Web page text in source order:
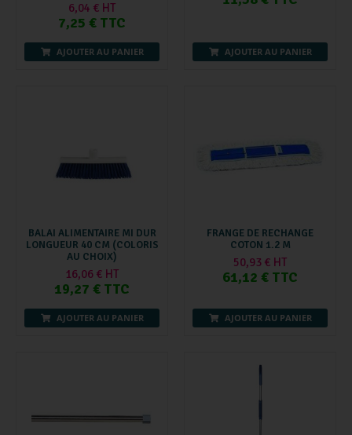
6,04 € HT
7,25 € TTC
AJOUTER AU PANIER AJOUTER AU PANIER
BALAI ALIMENTAIRE MI DUR
LONGUEUR 40 CM (COLORIS
AU CHOIX)
16,06 € HT
19,27 € TTC
AJOUTER AU PANIER
FRANGE DE RECHANGE
COTON 1.2 M
50,93 € HT
61,12 € TTC
AJOUTER AU PANIER